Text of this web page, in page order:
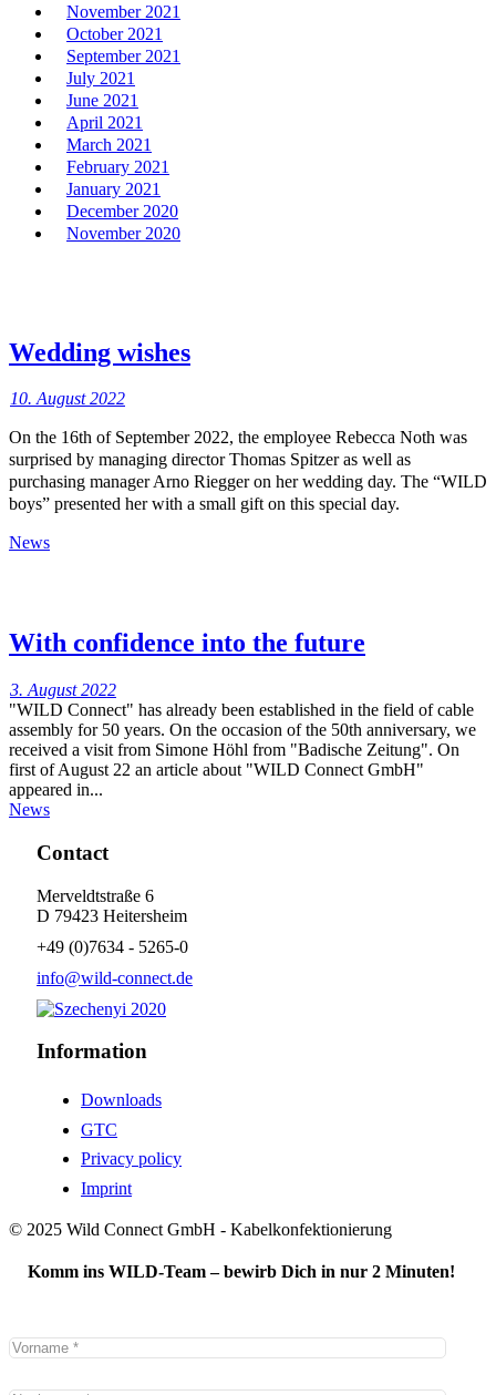
Wedding wishes
10. August 2022
On the 16th of September 2022, the employee Rebecca Noth was
surprised by managing director Thomas Spitzer as well as
purchasing manager Arno Riegger on her wedding day. The “WILD
boys” presented her with a small gift on this special day.
News
With confidence into the future
3. August 2022
"WILD Connect" has already been established in the field of cable
assembly for 50 years. On the occasion of the 50th anniversary, we
received a visit from Simone Höhl from "Badische Zeitung". On
first of August 22 an article about "WILD Connect GmbH"
appeared in...
News
November 2021
October 2021
September 2021
July 2021
June 2021
April 2021
March 2021
February 2021
January 2021
December 2020
November 2020
Contact
Merveldtstraße 6
D 79423 Heitersheim
+49 (0)7634 - 5265-0
info@wild-connect.de
Information
Downloads
GTC
Privacy policy
Imprint
© 2025 Wild Connect GmbH - Kabelkonfektionierung
Komm ins WILD-Team – bewirb Dich in nur 2 Minuten!